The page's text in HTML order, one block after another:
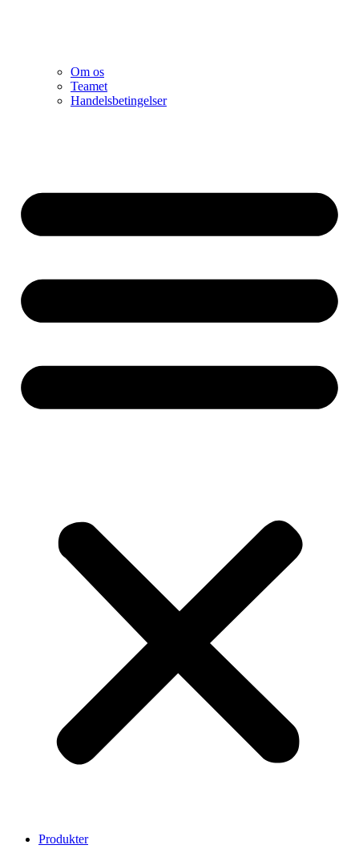
Om os
Teamet
Handelsbetingelser
Produkter